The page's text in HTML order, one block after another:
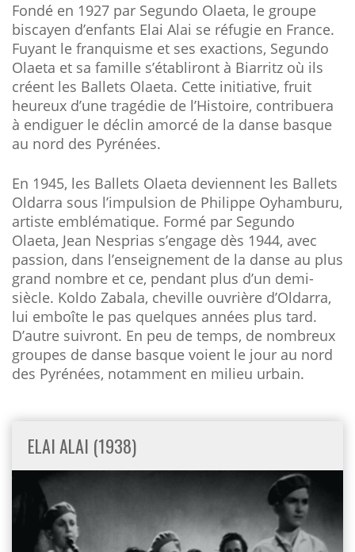
Fondé en 1927 par Segundo Olaeta, le groupe
biscayen d’enfants Elai Alai se réfugie en France.
Fuyant le franquisme et ses exactions, Segundo
Olaeta et sa famille s’établiront à Biarritz où ils
créent les Ballets Olaeta. Cette initiative, fruit
heureux d’une tragédie de l’Histoire, contribuera
à endiguer le déclin amorcé de la danse basque
au nord des Pyrénées.
En 1945, les Ballets Olaeta deviennent les Ballets
Oldarra sous l’impulsion de Philippe Oyhamburu,
artiste emblématique. Formé par Segundo
Olaeta, Jean Nesprias s’engage dès 1944, avec
passion, dans l’enseignement de la danse au plus
grand nombre et ce, pendant plus d’un demi-
siècle. Koldo Zabala, cheville ouvrière d’Oldarra,
lui emboîte le pas quelques années plus tard.
D’autre suivront. En peu de temps, de nombreux
groupes de danse basque voient le jour au nord
des Pyrénées, notamment en milieu urbain.
ELAI ALAI (1938)